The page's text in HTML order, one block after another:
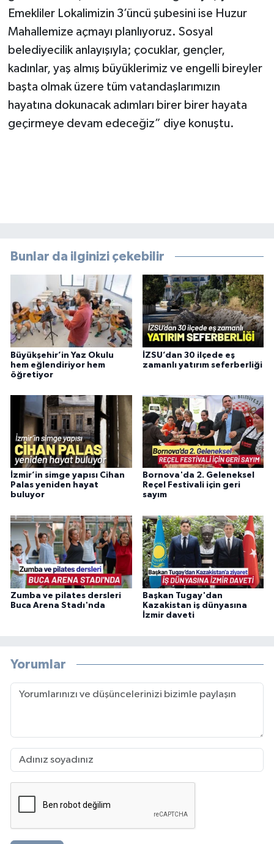
Emekliler Lokalimizin 3’üncü şubesini ise Huzur
Mahallemize açmayı planlıyoruz. Sosyal
belediyecilik anlayışıyla; çocuklar, gençler,
kadınlar, yaş almış büyüklerimiz ve engelli bireyler
başta olmak üzere tüm vatandaşlarımızın
hayatına dokunacak adımları birer birer hayata
geçirmeye devam edeceğiz” diye konuştu.
Bunlar da ilginizi çekebilir
Büyükşehir’in Yaz Okulu
hem eğlendiriyor hem
öğretiyor
İZSU’dan 30 ilçede eş
zamanlı yatırım seferberliği
İzmir’in simge yapısı Cihan
Palas yeniden hayat
buluyor
Bornova'da 2. Geleneksel
Reçel Festivali için geri
sayım
Zumba ve pilates dersleri
Buca Arena Stadı'nda
Başkan Tugay'dan
Kazakistan iş dünyasına
İzmir daveti
Yorumlar